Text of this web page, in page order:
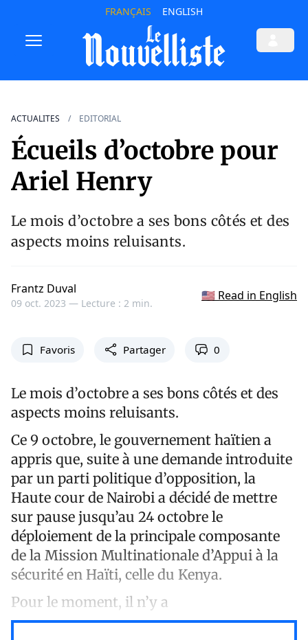
FRANÇAIS ENGLISH
ACTUALITES EDITORIAL
Écueils d’octobre pour
Ariel Henry
Le mois d’octobre a ses bons côtés et des
aspects moins reluisants.
Frantz Duval
09 oct. 2023 — Lecture : 2 min.
🇺🇸 Read in English
Favoris Partager 0
Le mois d’octobre a ses bons côtés et des
aspects moins reluisants.
Ce 9 octobre, le gouvernement haïtien a
appris que, suite à une demande introduite
par un parti politique d’opposition, la
Haute cour de Nairobi a décidé de mettre
sur pause jusqu’au 24 octobre le
déploiement de la principale composante
de la Mission Multinationale d’Appui à la
sécurité en Haïti, celle du Kenya.
Pour le moment, il n’y a